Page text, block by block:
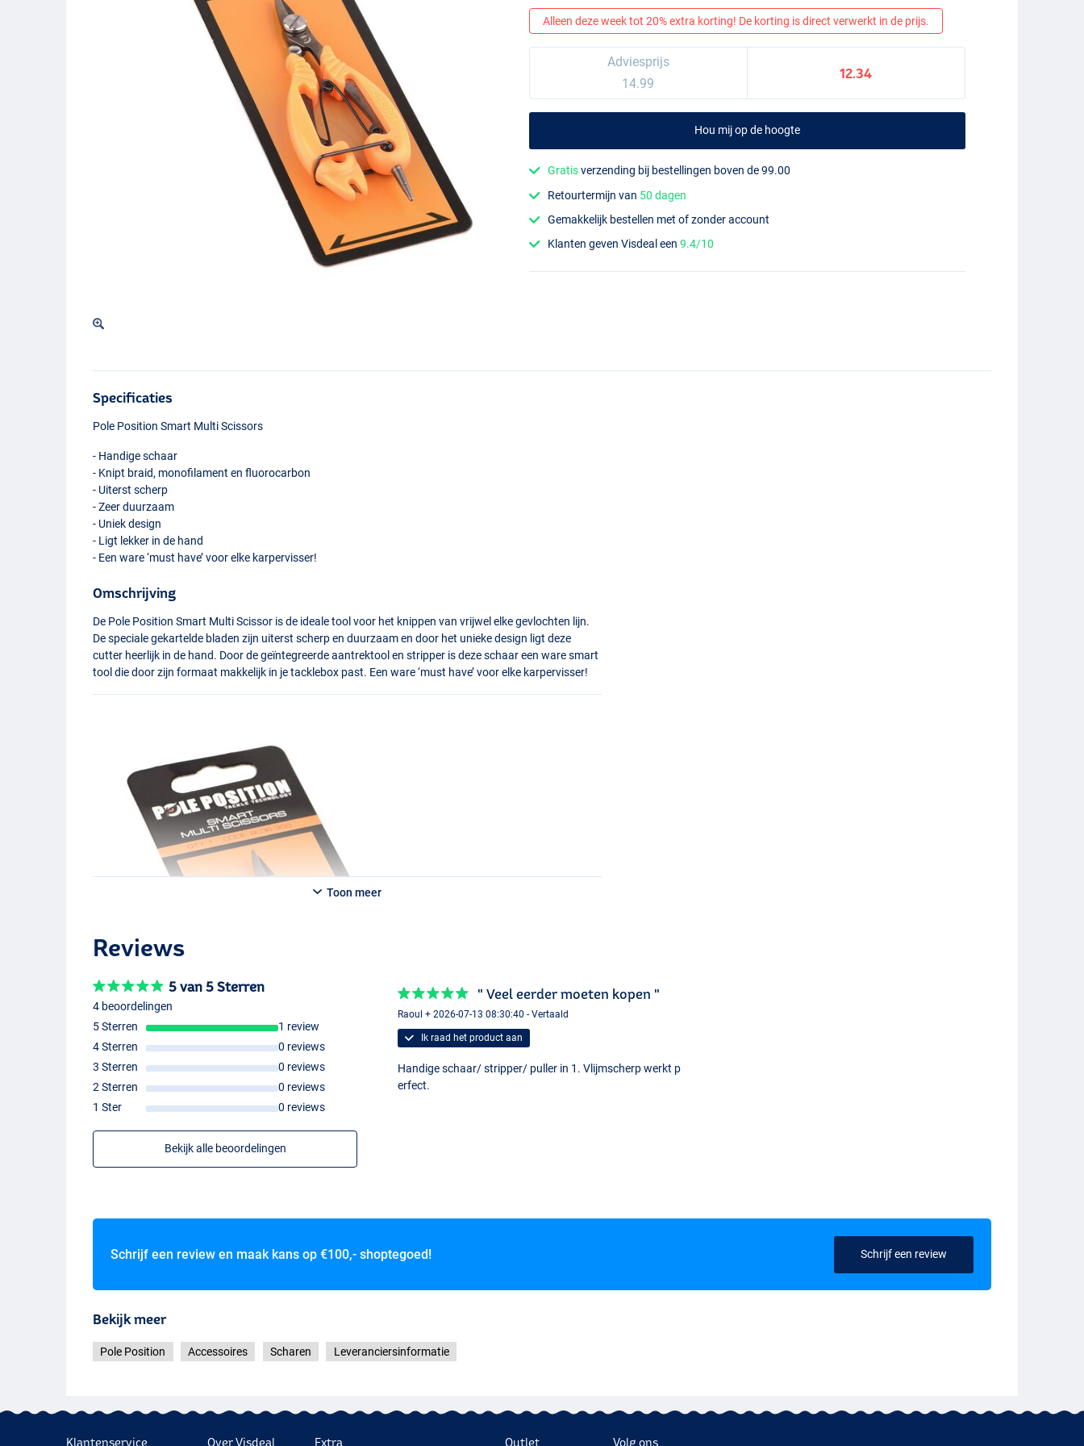
Alleen deze week tot 20% extra korting! De korting is direct verwerkt in de prijs.
Adviesprijs
14.99
12.34
Hou mij op de hoogte
Gratisverzending bij bestellingen boven de 99.00
Retourtermijn van 50 dagen
Gemakkelijk bestellen met of zonder account
Klanten geven Visdeal een9.4/10
Specificaties
Pole Position Smart Multi Scissors
- Handige schaar
- Knipt braid, monofilament en fluorocarbon
- Uiterst scherp
- Zeer duurzaam
- Uniek design
- Ligt lekker in de hand
- Een ware ‘must have’ voor elke karpervisser!
Omschrijving
De Pole Position Smart Multi Scissor is de ideale tool voor het knippen van vrijwel elke gevlochten lijn.
De speciale gekartelde bladen zijn uiterst scherp en duurzaam en door het unieke design ligt deze
cutter heerlijk in de hand. Door de geïntegreerde aantrektool en stripper is deze schaar een ware smart
tool die door zijn formaat makkelijk in je tacklebox past. Een ware ‘must have’ voor elke karpervisser!
Toon meer
Reviews
5 van 5 Sterren
4 beoordelingen
5 Sterren
1 review
4 Sterren
0 reviews
3 Sterren
0 reviews
2 Sterren
0 reviews
1 Ster
0 reviews
Bekijk alle beoordelingen
" Veel eerder moeten kopen "
Raoul + 2026-07-13 08:30:40 - Vertaald
Ik raad het product aan
Handige schaar/ stripper/ puller in 1. Vlijmscherp werkt p
erfect.
Schrijf een review en maak kans op €100,- shoptegoed! Schrijf een review
Bekijk meer
Pole Position Accessoires Scharen Leveranciersinformatie
Klantenservice Over Visdeal Extra Outlet Volg ons